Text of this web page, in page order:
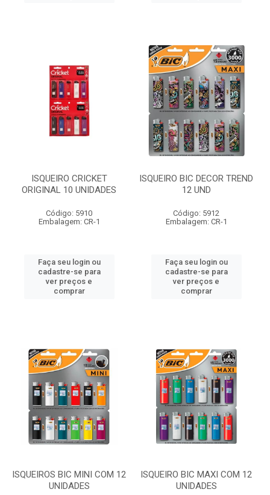
ISQUEIRO CRICKET
ORIGINAL 10 UNIDADES
Código: 5910
Embalagem: CR-1
Faça seu login ou
cadastre-se para
ver preços e
comprar
ISQUEIRO BIC DECOR TREND
12 UND
Código: 5912
Embalagem: CR-1
Faça seu login ou
cadastre-se para
ver preços e
comprar
ISQUEIROS BIC MINI COM 12
UNIDADES
ISQUEIRO BIC MAXI COM 12
UNIDADES